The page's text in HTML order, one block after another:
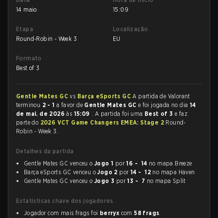
14 maio
15:09
Etapa
Round-Robin - Week 3
Localização
EU
Formato
Best of 3
Gentle Mates GCvs Barça eSports GCA partida de Valorant
terminou 2 - 1 a favor de Gentle Mates GC e foi jogada no dia 14
de mai. de 2026às 15:09 . A partida foi uma Best of 3e faz
parte do 2026 VCT Game Changers EMEA: Stage 2 Round-
Robin - Week 3.
Detalhes da partida
Gentle Mates GC venceu o Jogo 1 por16 - 14 no mapa Breeze
Barça eSports GC venceu oJogo 2 por 14 - 12 no mapa Haven
Gentle Mates GC venceu o Jogo 3 por13 - 7 no mapa Split
Estatísticas chave dos jogadores
Jogador com mais frags foi berryx com58 frags.